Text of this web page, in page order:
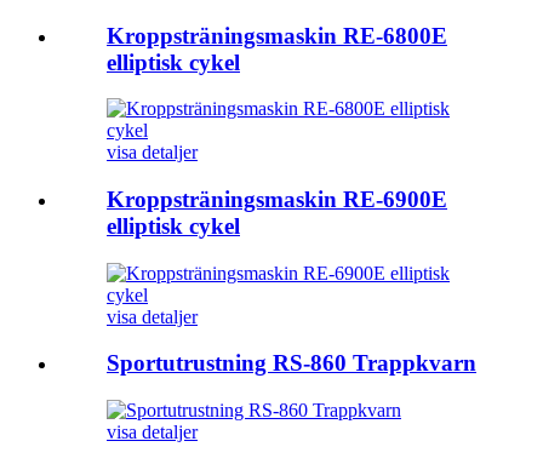
Kroppsträningsmaskin RE-6800E
elliptisk cykel
visa detaljer
Kroppsträningsmaskin RE-6900E
elliptisk cykel
visa detaljer
Sportutrustning RS-860 Trappkvarn
visa detaljer